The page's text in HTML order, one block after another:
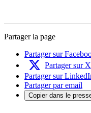
Partager la page
Partager sur
Partager sur X
Partager sur
Partager par email
Copier dans le